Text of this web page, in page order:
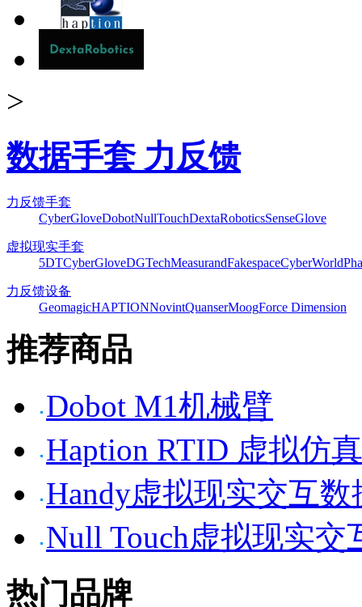
>
数据手套 力反馈
力反馈手套
CyberGloveDobotNullTouchDextaRoboticsSenseGlove
虚拟现实手套
5DTCyberGloveDGTechMeasurandFakespaceCyberWorld
力反馈设备
GeomagicHAPTIONNovintQuanserMoogForce Dimension
推荐商品
Dobot M1机械臂
Haption RTID 虚拟仿
Handy虚拟现实交互数
Null Touch虚拟现实交
热门品牌